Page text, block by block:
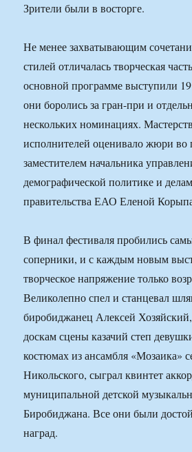
Зрители были в восторге.
Не менее захватывающим
стилей отличалась творческая
основной программе выступили
они боролись за гран-при и
нескольких номинациях.
исполнителей оценивало жюри во
заместителем начальника
демографической политике и
правительства ЕАО Еленой
В финал фестиваля пробились
соперники, и с каждым новым
творческое напряжение только
Великолепно спел и станцевал
биробиджанец Алексей
доскам сцены казачий степ
костюмах из ансамбля «Мозаика»
Никольского, сыграл квинтет
муниципальной детской
Биробиджана. Все они были
наград.